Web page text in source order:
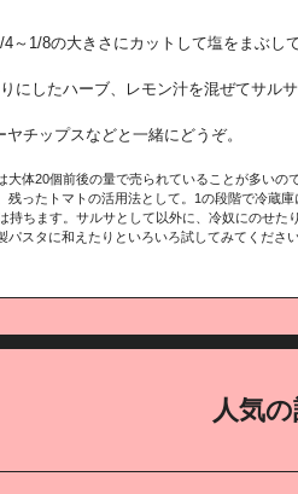
4～1/8の大きさにカットして塩をまぶし
にしたハーブ、レモン汁を混ぜてサル
チップスなどと一緒にどうぞ。
大体20個前後の量で売られていることが多いの
残ったトマトの活用法として。1の段階で冷蔵庫
持ちます。サルサとして以外に、冷奴にのせた
パスタに和えたりといろいろ試してみてくださ
人気